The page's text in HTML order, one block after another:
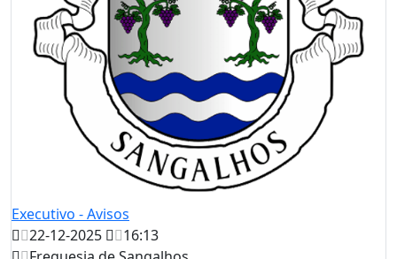
Executivo - Avisos
22-12-2025
16:13